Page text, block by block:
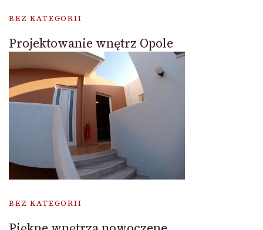
BEZ KATEGORII
Projektowanie wnętrz Opole
BEZ KATEGORII